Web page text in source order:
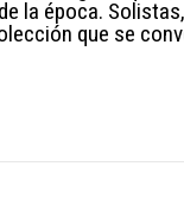
la época.
que se